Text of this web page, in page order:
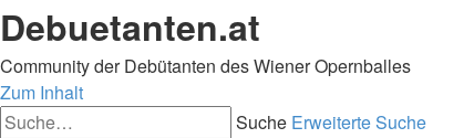
Debuetanten.at
Community der Debütanten des Wiener Opernballes
Zum Inhalt
Suche Erweiterte Suche